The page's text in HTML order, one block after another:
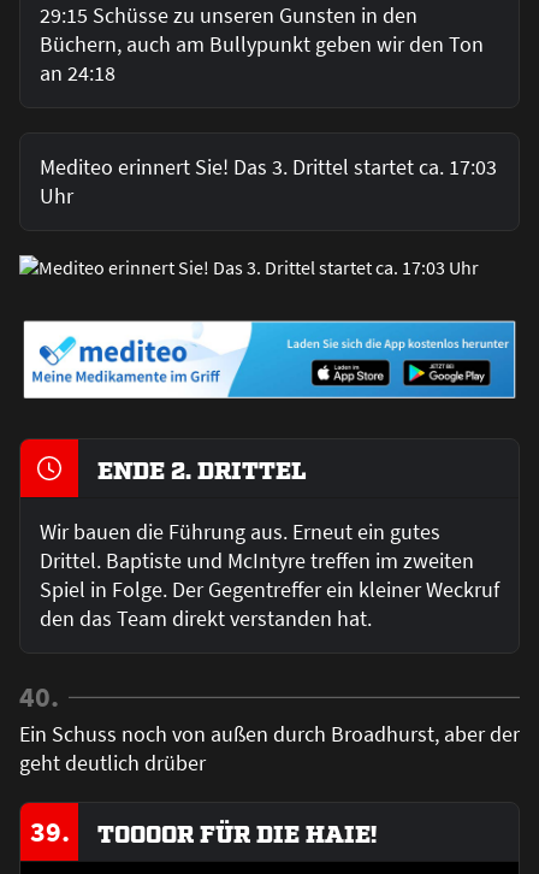
29:15 Schüsse zu unseren Gunsten in den
Büchern, auch am Bullypunkt geben wir den Ton
an 24:18
Mediteo erinnert Sie! Das 3. Drittel startet ca. 17:03
Uhr
ENDE 2. DRITTEL
Wir bauen die Führung aus. Erneut ein gutes
Drittel. Baptiste und McIntyre treffen im zweiten
Spiel in Folge. Der Gegentreffer ein kleiner Weckruf
den das Team direkt verstanden hat.
40.
Ein Schuss noch von außen durch Broadhurst, aber der
geht deutlich drüber
39. TOOOOR FÜR DIE HAIE!